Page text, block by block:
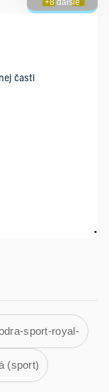
+8 ďalšie
časti
sport-royal-
(sport)